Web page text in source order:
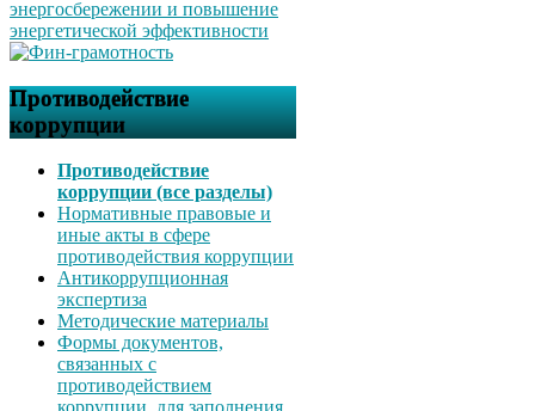
Противодействие
коррупции
Противодействие
коррупции (все разделы)
Нормативные правовые и
иные акты в сфере
противодействия коррупции
Антикоррупционная
экспертиза
Методические материалы
Формы документов,
связанных с
противодействием